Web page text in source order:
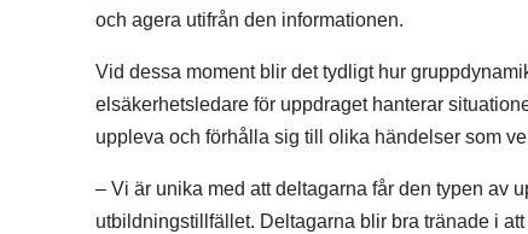
och agera utifrån den informationen.
Vid dessa moment blir det tydligt hur
elsäkerhetsledare för uppdraget hanterar
uppleva och förhålla sig till olika händelser som
– Vi är unika med att deltagarna får den typen av
utbildningstillfället. Deltagarna blir bra tränade i